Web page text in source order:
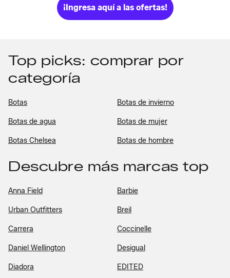
¡Ingresa aquí a las ofertas!
Top picks: comprar por
categoría
Botas Botas de invierno
Botas de agua Botas de mujer
Botas Chelsea Botas de hombre
Descubre más marcas top
Anna Field Barbie
Urban Outfitters Breil
Carrera Coccinelle
Daniel Wellington Desigual
Diadora EDITED